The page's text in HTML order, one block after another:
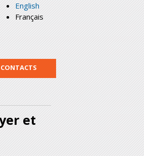
English
Français
CONTACTS
et